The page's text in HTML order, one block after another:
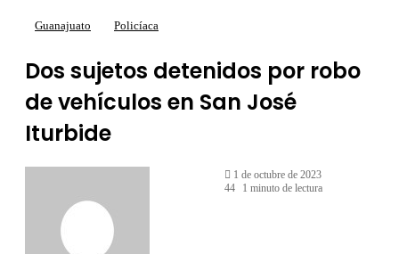
Guanajuato Policíaca
Dos sujetos detenidos por robo
de vehículos en San José
Iturbide
1 de octubre de 2023
44
1 minuto de lectura